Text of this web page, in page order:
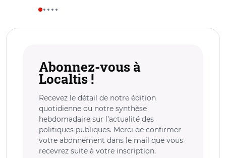
Abonnez-vous à
Localtis !
Recevez le détail de notre édition
quotidienne ou notre synthèse
hebdomadaire sur l’actualité des
politiques publiques. Merci de confirmer
votre abonnement dans le mail que vous
recevrez suite à votre inscription.